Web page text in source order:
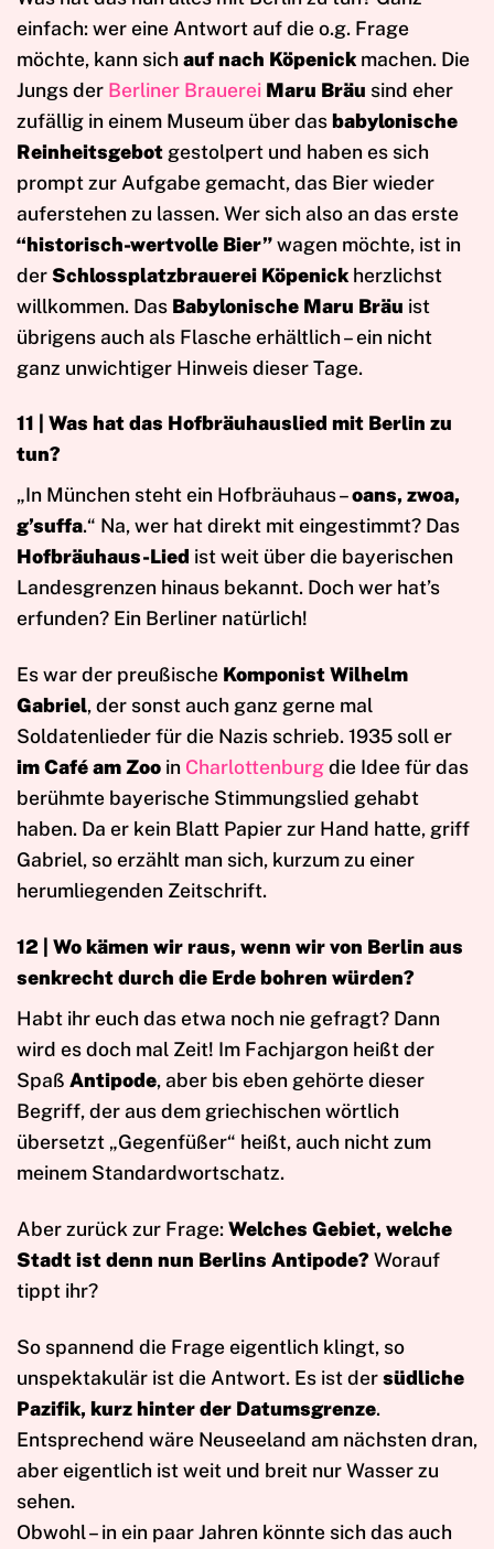
einfach: wer eine Antwort auf die o.g. Frage
möchte, kann sich auf nach Köpenick machen. Die
Jungs der Berliner Brauerei Maru Bräu sind eher
zufällig in einem Museum über dasbabylonische
Reinheitsgebot gestolpert und haben es sich
prompt zur Aufgabe gemacht, das Bier wieder
auferstehen zu lassen. Wer sich also an das erste
“historisch-wertvolle Bier”wagen möchte, ist in
derSchlossplatzbrauerei Köpenick herzlichst
willkommen. Das Babylonische Maru Bräu ist
übrigens auch als Flasche erhältlich – ein nicht
ganz unwichtiger Hinweis dieser Tage.
11 | Was hat das Hofbräuhauslied mit Berlin zu
tun?
„In München steht ein Hofbräuhaus –oans, zwoa,
g’suffa.“ Na, wer hat direkt mit eingestimmt? Das
Hofbräuhaus-Lied ist weit über die bayerischen
Landesgrenzen hinaus bekannt. Doch wer hat’s
erfunden? Ein Berliner natürlich!
Es war der preußische Komponist Wilhelm
Gabriel, der sonst auch ganz gerne mal
Soldatenlieder für die Nazis schrieb. 1935 soll er
im Café am Zoo in Charlottenburgdie Idee für das
berühmte bayerische Stimmungslied gehabt
haben. Da er kein Blatt Papier zur Hand hatte, griff
Gabriel, so erzählt man sich, kurzum zu einer
herumliegenden Zeitschrift.
12 | Wo kämen wir raus, wenn wir von Berlin aus
senkrecht durch die Erde bohren würden?
Habt ihr euch das etwa noch nie gefragt? Dann
wird es doch mal Zeit! Im Fachjargon heißt der
Spaß Antipode, aber bis eben gehörte dieser
Begriff, der aus dem griechischen wörtlich
übersetzt „Gegenfüßer“ heißt, auch nicht zum
meinem Standardwortschatz.
Aber zurück zur Frage:Welches Gebiet, welche
Stadt ist denn nun Berlins Antipode?Worauf
tippt ihr?
So spannend die Frage eigentlich klingt, so
unspektakulär ist die Antwort. Es ist dersüdliche
Pazifik, kurz hinter der Datumsgrenze.
Entsprechend wäre Neuseeland am nächsten dran,
aber eigentlich ist weit und breit nur Wasser zu
sehen.
Obwohl – in ein paar Jahren könnte sich das auch